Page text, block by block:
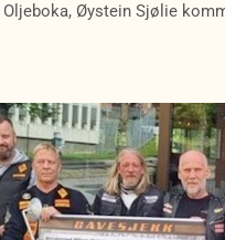
Oljeboka, Øystein Sjølie